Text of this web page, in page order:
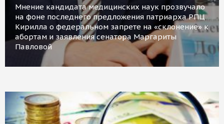
Мнение кандидата медицинских наук прозвучало
на фоне последнего предложения патриарха РПЦ
Кирилла о федеральном запрете на «склонение» к
абортам и заявления сенатора Маргариты
Павловой